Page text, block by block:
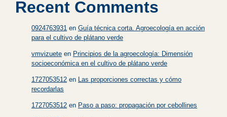
Recent Comments
0924763931 en Guía técnica corta. Agroecología en acción
para el cultivo de plátano verde
vmvizuete en Principios de la agroecología: Dimensión
socioeconómica en el cultivo de plátano verde
1727053512 en Las proporciones correctas y cómo
recordarlas
1727053512 en Paso a paso: propagación por cebollines